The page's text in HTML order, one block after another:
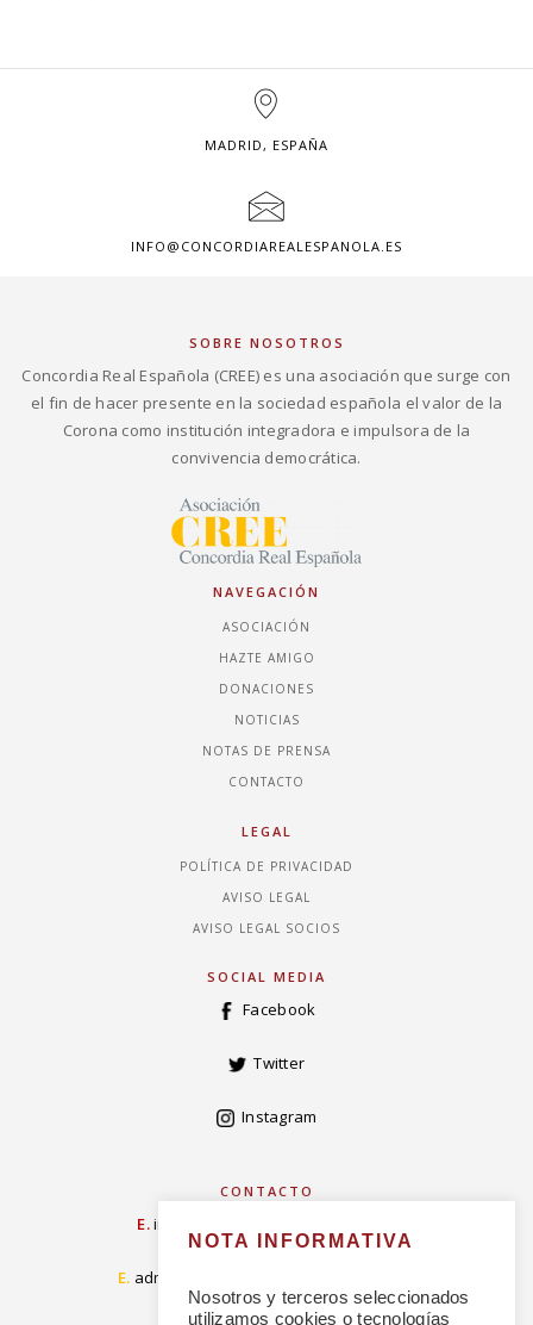
MADRID, ESPAÑA
INFO@CONCORDIAREALESPANOLA.ES
SOBRE NOSOTROS
Concordia Real Española (CREE) es una asociación que surge con
el fin de hacer presente en la sociedad española el valor de la
Corona como institución integradora e impulsora de la
convivencia democrática.
NAVEGACIÓN
ASOCIACIÓN
HAZTE AMIGO
DONACIONES
NOTICIAS
NOTAS DE PRENSA
CONTACTO
LEGAL
POLÍTICA DE PRIVACIDAD
AVISO LEGAL
AVISO LEGAL SOCIOS
SOCIAL MEDIA
Facebook
Twitter
Instagram
CONTACTO
E.info@concordiarealespanola.es
E. admision@concordiarealespanola.es
NOTA INFORMATIVA
Nosotros y terceros seleccionados
utilizamos cookies o tecnologías